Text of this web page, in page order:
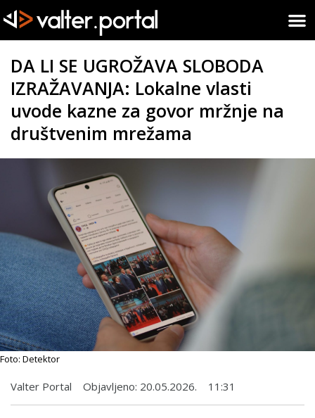
DA LI SE UGROŽAVA SLOBODA
IZRAŽAVANJA: Lokalne vlasti
uvode kazne za govor mržnje na
društvenim mrežama
Foto: Detektor
Valter Portal Objavljeno: 20.05.2026. 11:31